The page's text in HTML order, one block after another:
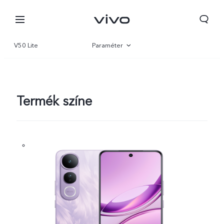
V50 Lite Paraméter
Termék színe